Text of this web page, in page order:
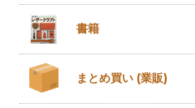
書籍
まとめ買い (業販)